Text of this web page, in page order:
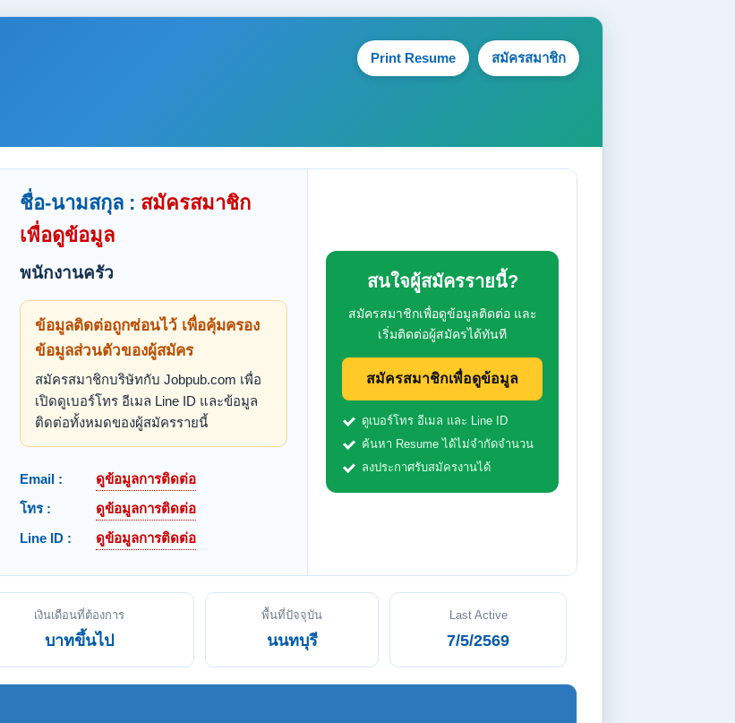
Print Resume สมัครสมาชิก
ชื่อ-นามสกุล : สมัครสมาชิก
เพื่อดูข้อมูล
พนักงานครัว
ข้อมูลติดต่อถูกซ่อนไว้ เพื่อคุ้มครอง
ข้อมูลส่วนตัวของผู้สมัคร
สมัครสมาชิกบริษัทกับ Jobpub.com เพื่อ
เปิดดูเบอร์โทร อีเมล Line ID และข้อมูล
ติดต่อทั้งหมดของผู้สมัครรายนี้
Email :
ดูข้อมูลการติดต่อ
โทร :
ดูข้อมูลการติดต่อ
Line ID :
ดูข้อมูลการติดต่อ
สนใจผู้สมัครรายนี้?
สมัครสมาชิกเพื่อดูข้อมูลติดต่อ และ
เริ่มติดต่อผู้สมัครได้ทันที
สมัครสมาชิกเพื่อดูข้อมูล
ดูเบอร์โทร อีเมล และ Line ID
ค้นหา Resume ได้ไม่จำกัดจำนวน
ลงประกาศรับสมัครงานได้
เงินเดือนที่ต้องการ
บาทขึ้นไป
พื้นที่ปัจจุบัน
นนทบุรี
Last Active
7/5/2569